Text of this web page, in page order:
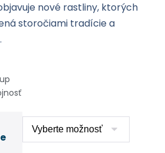
nové rastliny, ktorých
storočiami tradície a